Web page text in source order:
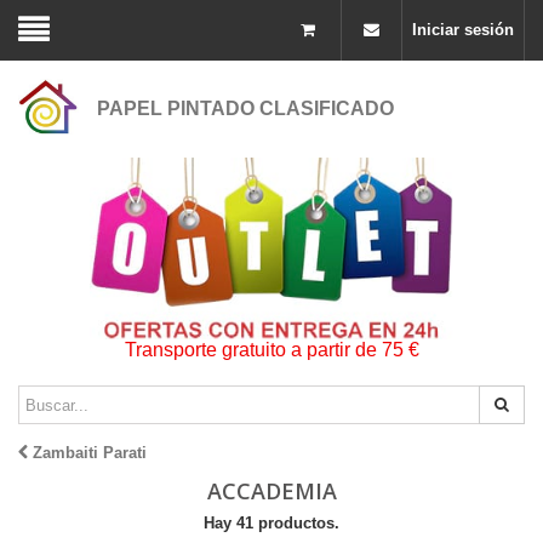
Iniciar sesión
PAPEL PINTADO CLASIFICADO
Transporte gratuito a partir de 75 €
Zambaiti Parati
ACCADEMIA
Hay 41 productos.